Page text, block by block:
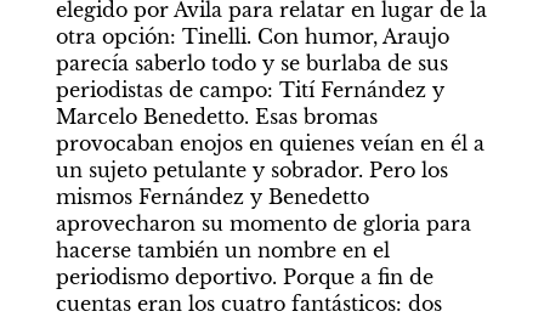
elegido por Ávila para relatar en lugar de la
otra opción: Tinelli. Con humor, Araujo
parecía saberlo todo y se burlaba de sus
periodistas de campo: Tití Fernández y
Marcelo Benedetto. Esas bromas
provocaban enojos en quienes veían en él a
un sujeto petulante y sobrador. Pero los
mismos Fernández y Benedetto
aprovecharon su momento de gloria para
hacerse también un nombre en el
periodismo deportivo. Porque a fin de
cuentas eran los cuatro fantásticos: dos